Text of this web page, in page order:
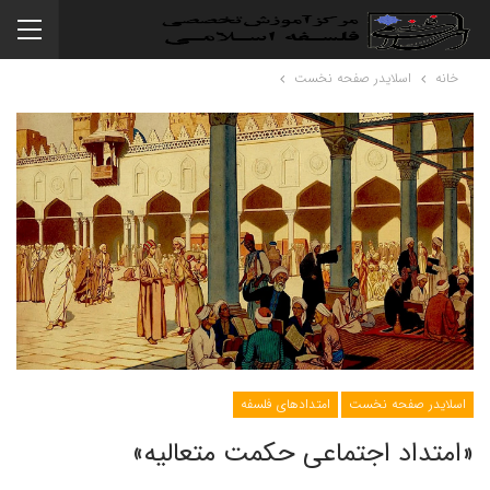
خانه اسلایدر صفحه نخست
اسلایدر صفحه نخست امتدادهای فلسفه
«امتداد اجتماعی حکمت متعالیه»